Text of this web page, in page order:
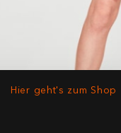
Hier geht's zum Shop